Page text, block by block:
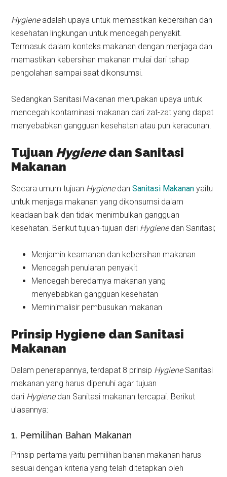
Hygieneadalah upaya untuk memastikan kebersihan dan
kesehatan lingkungan untuk mencegah penyakit.
Termasuk dalam konteks makanan dengan menjaga dan
memastikan kebersihan makanan mulai dari tahap
pengolahan sampai saat dikonsumsi.
Sedangkan Sanitasi Makanan merupakan upaya untuk
mencegah kontaminasi makanan dari zat-zat yang dapat
menyebabkan gangguan kesehatan atau pun keracunan.
Tujuan Hygienedan Sanitasi
Makanan
Secara umum tujuan HygienedanSanitasi Makanan yaitu
untuk menjaga makanan yang dikonsumsi dalam
keadaan baik dan tidak menimbulkan gangguan
kesehatan. Berikut tujuan-tujuan dari Hygienedan Sanitasi;
Menjamin keamanan dan kebersihan makanan
Mencegah penularan penyakit
Mencegah beredarnya makanan yang
menyebabkan gangguan kesehatan
Meminimalisir pembusukan makanan
Prinsip Hygiene dan Sanitasi
Makanan
Dalam penerapannya, terdapat 8 prinsip HygieneSanitasi
makanan yang harus dipenuhi agar tujuan
dari Hygienedan Sanitasi makanan tercapai. Berikut
ulasannya:
1. Pemilihan Bahan Makanan
Prinsip pertama yaitu pemilihan bahan makanan harus
sesuai dengan kriteria yang telah ditetapkan oleh